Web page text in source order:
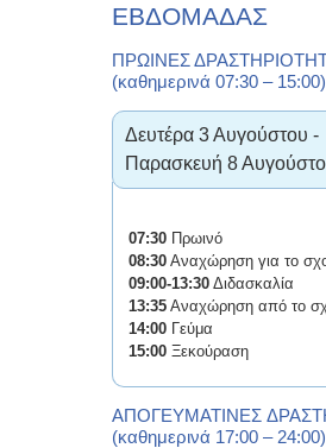
ΕΒΔΟΜΑΔΑΣ
ΠΡΩΙΝΕΣ
(καθημερινά 07:30 – 15:00)
Δευτέρα 3 Αυγούστου -
Παρασκευή 8
07:30 Πρωινό
08:30 Αναχώρηση για το
09:00-13:30 Διδασκαλία
13:35 Αναχώρηση από το
14:00 Γεύμα
15:00 Ξεκούραση
ΑΠΟΓΕΥΜΑΤΙΝΕΣ
(καθημερινά 17:00 – 24:00)